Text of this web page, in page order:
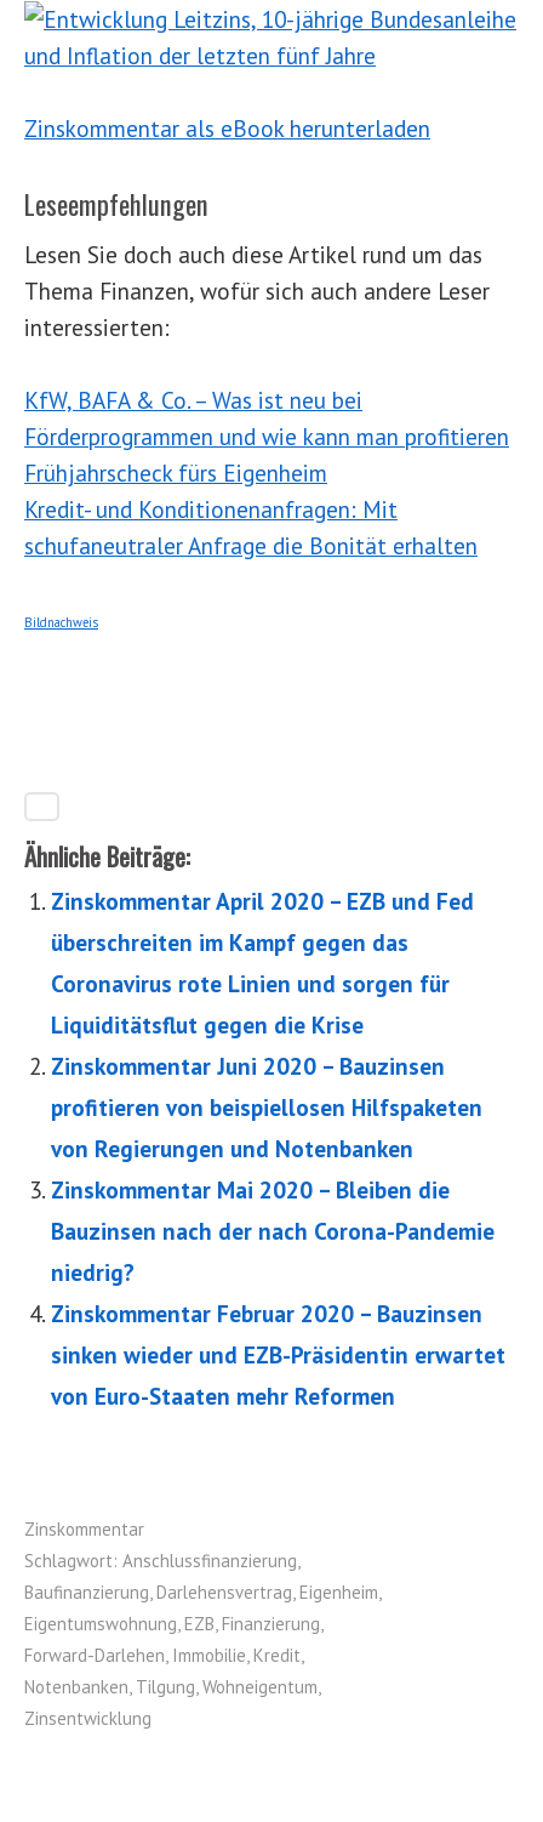
Zinskommentar als eBook herunterladen
Leseempfehlungen
Lesen Sie doch auch diese Artikel rund um das
Thema Finanzen, wofür sich auch andere Leser
interessierten:
KfW, BAFA & Co. – Was ist neu bei
Förderprogrammen und wie kann man profitieren
Frühjahrscheck fürs Eigenheim
Kredit- und Konditionenanfragen: Mit
schufaneutraler Anfrage die Bonität erhalten
Bildnachweis
Ähnliche Beiträge:
Zinskommentar April 2020 – EZB und Fed
überschreiten im Kampf gegen das
Coronavirus rote Linien und sorgen für
Liquiditätsflut gegen die Krise
Zinskommentar Juni 2020 – Bauzinsen
profitieren von beispiellosen Hilfspaketen
von Regierungen und Notenbanken
Zinskommentar Mai 2020 – Bleiben die
Bauzinsen nach der nach Corona-Pandemie
niedrig?
Zinskommentar Februar 2020 – Bauzinsen
sinken wieder und EZB-Präsidentin erwartet
von Euro-Staaten mehr Reformen
Zinskommentar
Schlagwort: Anschlussfinanzierung,
Baufinanzierung, Darlehensvertrag, Eigenheim,
Eigentumswohnung, EZB, Finanzierung,
Forward-Darlehen, Immobilie, Kredit,
Notenbanken, Tilgung,Wohneigentum,
Zinsentwicklung